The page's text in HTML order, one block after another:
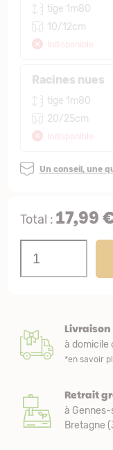
tige 1m80
10/12cm
Indisponible
Racines nues
tige 1m80
20/25cm
Indisponible
Un conseil, une
Total : 17,99
à domicile
*en savoir
Retrait
à
Bretagne